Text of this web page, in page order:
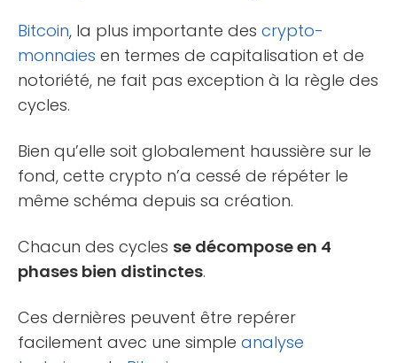
Bitcoin, la plus importante des crypto-
monnaies en termes de capitalisation et de
notoriété, ne fait pas exception à la règle des
cycles.
Bien qu’elle soit globalement haussière sur le
fond, cette crypto n’a cessé de répéter le
même schéma depuis sa création.
Chacun des cycles se décompose en 4
phases bien distinctes.
Ces dernières peuvent être repérer
facilement avec une simple analyse